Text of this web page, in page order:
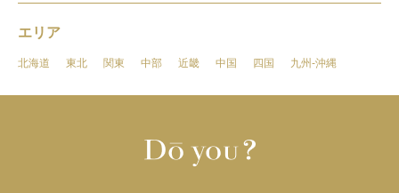
エリア
北海道 東北 関東 中部 近畿 中国 四国 九州-沖縄